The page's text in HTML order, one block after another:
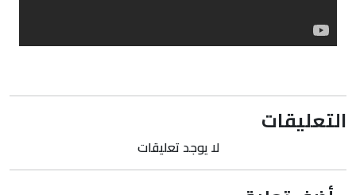
التعليقات
لا يوجد تعليقات